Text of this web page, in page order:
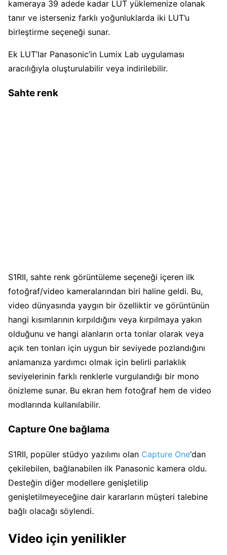
kameraya 39 adede kadar LUT yüklemenize olanak
tanır ve isterseniz farklı yoğunluklarda iki LUT’u
birleştirme seçeneği sunar.
Ek LUT’lar Panasonic’in Lumix Lab uygulaması
aracılığıyla oluşturulabilir veya indirilebilir.
Sahte renk
S1RII, sahte renk görüntüleme seçeneği içeren ilk
fotoğraf/video kameralarından biri haline geldi. Bu,
video dünyasında yaygın bir özelliktir ve görüntünün
hangi kısımlarının kırpıldığını veya kırpılmaya yakın
olduğunu ve hangi alanların orta tonlar olarak veya
açık ten tonları için uygun bir seviyede pozlandığını
anlamanıza yardımcı olmak için belirli parlaklık
seviyelerinin farklı renklerle vurgulandığı bir mono
önizleme sunar. Bu ekran hem fotoğraf hem de video
modlarında kullanılabilir.
Capture One bağlama
S1RII, popüler stüdyo yazılımı olan Capture One‘dan
çekilebilen, bağlanabilen ilk Panasonic kamera oldu.
Desteğin diğer modellere genişletilip
genişletilmeyeceğine dair kararların müşteri talebine
bağlı olacağı söylendi.
Video için yenilikler